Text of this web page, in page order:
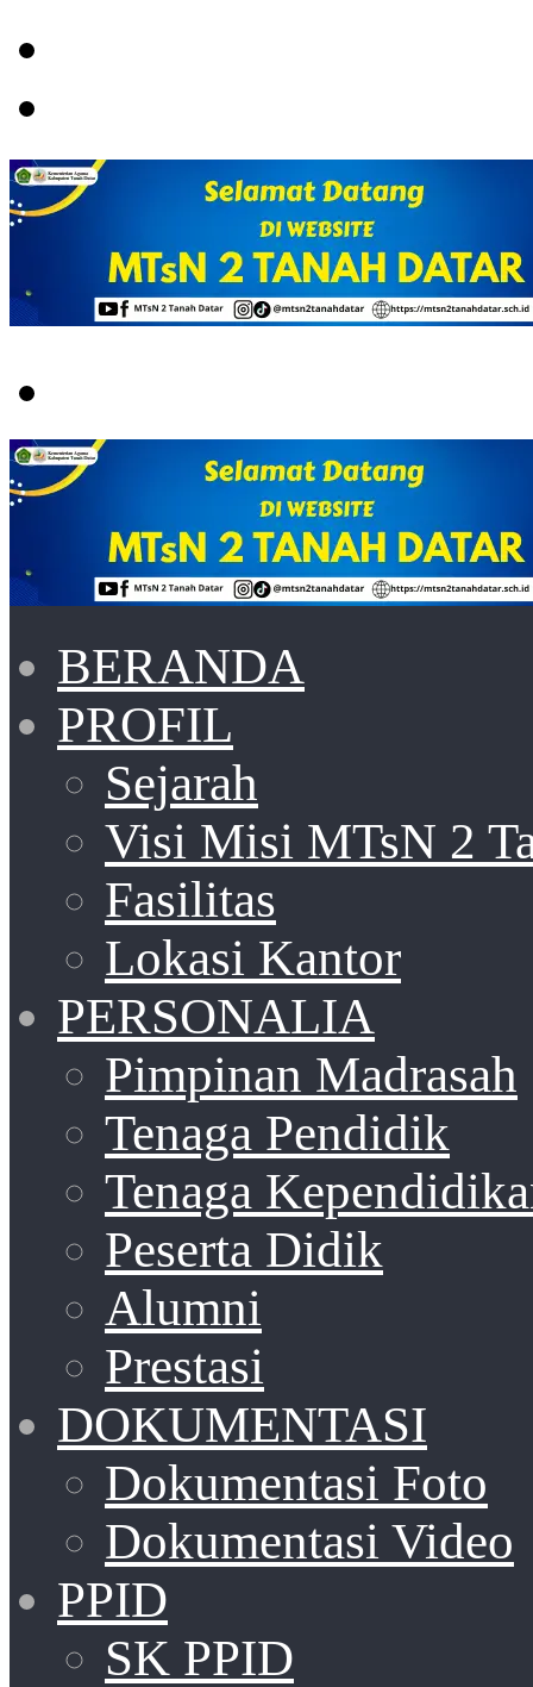
BERANDA
PROFIL
Sejarah
Visi Misi MTsN 2
Fasilitas
Lokasi Kantor
PERSONALIA
Pimpinan Madrasah
Tenaga Pendidik
Tenaga
Peserta Didik
Alumni
Prestasi
DOKUMENTASI
Dokumentasi Foto
Dokumentasi Video
PPID
SK PPID